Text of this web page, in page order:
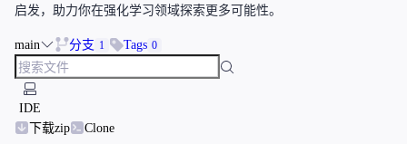
启发，助力你在强化学习领域探索更多可能性。
main 分支 1 Tags 0
IDE
下载zip
Clone